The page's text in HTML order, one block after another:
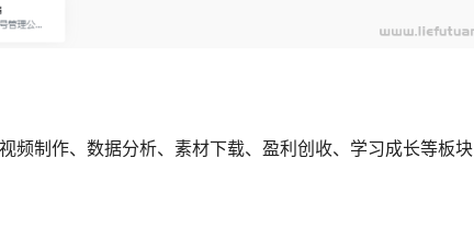
频制作、数据分析、素材下载、盈利创收、学习成长等板块